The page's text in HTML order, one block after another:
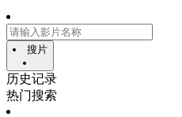
搜片
历史记录
热门搜索